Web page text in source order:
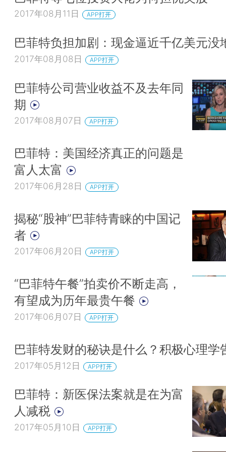
2017年08月11日 APP打开
巴菲特负担加剧：现金逼近千亿美元没
2017年08月08日 APP打开
巴菲特公司营业收益不及去年同
期
2017年08月07日 APP打开
巴菲特：美国经济真正的问题是
富人太富
2017年06月28日 APP打开
揭秘“股神”巴菲特青睐的中国记
者
2017年06月20日 APP打开
“巴菲特午餐”拍卖价不断走高，
有望成为历年最贵午餐
2017年06月07日 APP打开
巴菲特发财的秘诀是什么？积极心理学
2017年05月12日 APP打开
巴菲特：新医保法案就是在为富
人减税
2017年05月10日 APP打开